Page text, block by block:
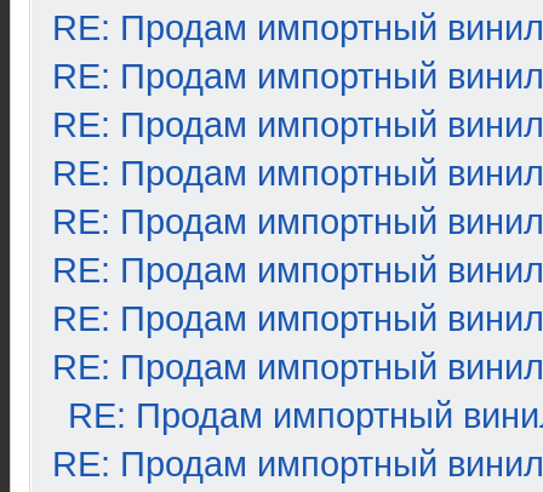
RE: Продам импортный винил
RE: Продам импортный винил
RE: Продам импортный винил
RE: Продам импортный винил
RE: Продам импортный винил
RE: Продам импортный винил
RE: Продам импортный винил
RE: Продам импортный винил
RE: Продам импортный
RE: Продам импортный винил